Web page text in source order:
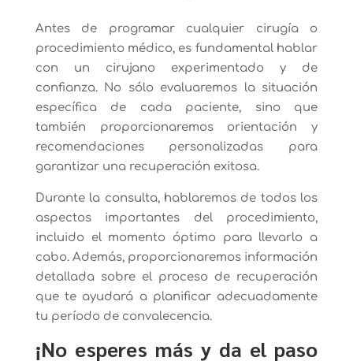
Antes de programar cualquier cirugía o
procedimiento médico, es fundamental hablar
con un cirujano experimentado y de
confianza. No sólo evaluaremos la situación
específica de cada paciente, sino que
también proporcionaremos orientación y
recomendaciones personalizadas para
garantizar una recuperación exitosa.
Durante la consulta, hablaremos de todos los
aspectos importantes del procedimiento,
incluido el momento óptimo para llevarlo a
cabo. Además, proporcionaremos información
detallada sobre el proceso de recuperación
que te ayudará a planificar adecuadamente
tu período de convalecencia.
¡No esperes más y da el paso